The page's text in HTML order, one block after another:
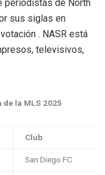
periodistas de North
sus siglas en
. NASR está
televisivos,
la MLS 2025
Club
San Diego FC